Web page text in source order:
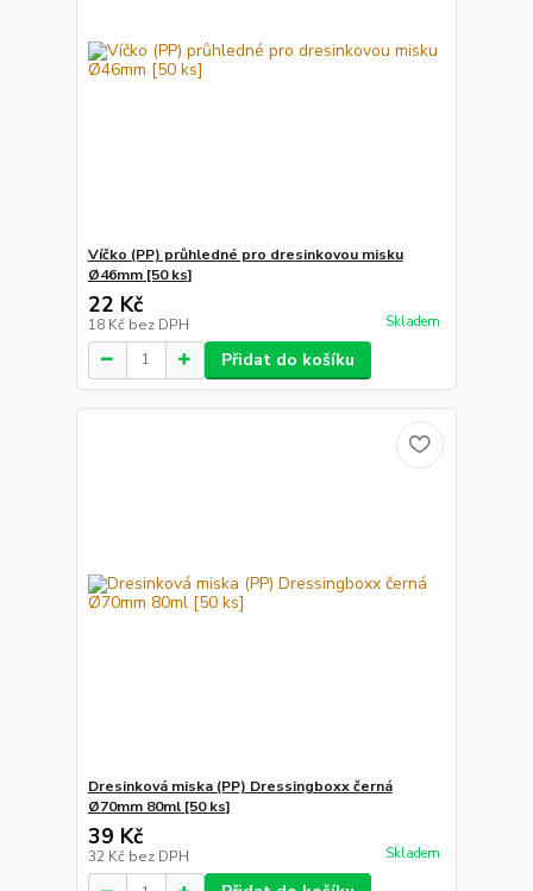
Víčko (PP) průhledné pro dresinkovou misku
Ø46mm [50 ks]
22 Kč
18 Kč bez DPH Skladem
Přidat do košíku
Dresinková miska (PP) Dressingboxx černá
Ø70mm 80ml [50 ks]
39 Kč
32 Kč bez DPH Skladem